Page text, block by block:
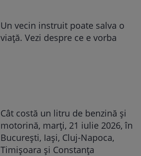
Un vecin instruit poate salva o
viață. Vezi despre ce e vorba
Cât costă un litru de benzină și
motorină, marți, 21 iulie 2026, în
București, Iași, Cluj-Napoca,
Timișoara și Constanța